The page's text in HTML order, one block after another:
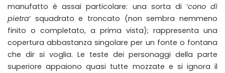
manufatto è assai particolare: una sorta di ‘cono di
pietra‘ squadrato e troncato (non sembra nemmeno
finito o completato, a prima vista); rappresenta una
copertura abbastanza singolare per un fonte o fontana
che dir si voglia. Le teste dei personaggi della parte
superiore appaiono quasi tutte mozzate e si ignora il